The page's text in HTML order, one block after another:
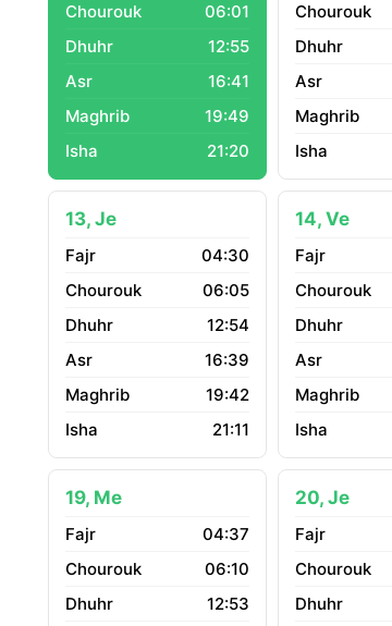
06:01
12:55
16:41
19:49
21:20
13, Je
04:30
06:05
12:54
16:39
19:42
21:11
14, Ve
19, Me
04:37
06:10
12:53
20, Je